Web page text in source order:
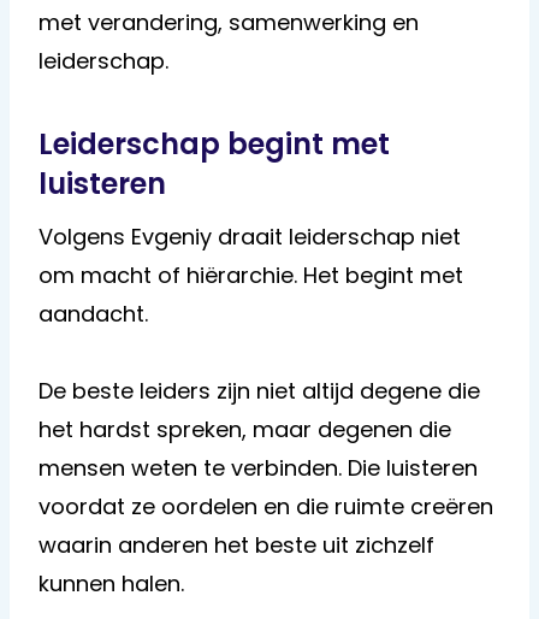
met verandering, samenwerking en
leiderschap.
Leiderschap begint met
luisteren
Volgens Evgeniy draait leiderschap niet
om macht of hiërarchie. Het begint met
aandacht.
De beste leiders zijn niet altijd degene die
het hardst spreken, maar degenen die
mensen weten te verbinden. Die luisteren
voordat ze oordelen en die ruimte creëren
waarin anderen het beste uit zichzelf
kunnen halen.